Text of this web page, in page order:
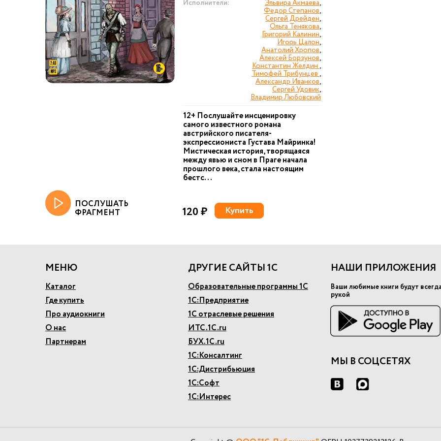
Исполнители: Эльвира Акмаева,
Федор Степанов,
Сергей Дрейден,
Ольга Тенякова,
Григорий Калинин,
Игорь Цалон,
Анатолий Хропов,
Алексей Борзунов,
Константин Желдин,
Тимофей Трибунцев,
Александр Иванков,
Сергей Удовик,
Владимир Любовский
12+ Послушайте инсценировку
самого известного романа
австрийского писателя-
экспрессиониста Густава Майринка!
Мистическая история, творящаяся
между явью и сном в Праге начала
прошлого века, стала настоящим
бестс...
ПОСЛУШАТЬ
ФРАГМЕНТ 120 ₽ Купить
МЕНЮ
Каталог
Где купить
Про аудиокниги
О нас
Партнерам
ДРУГИЕ САЙТЫ 1С
Образовательные программы 1С
1С:Предприятие
1С отраслевые решения
ИТС.1С.ru
БУХ.1С.ru
1С:Консалтинг
1С:Дистрибьюция
1С:Софт
1С:Интерес
НАШИ ПРИЛОЖЕНИЯ
Ваши любимые книги будут
рукой
МЫ В СОЦСЕТЯХ